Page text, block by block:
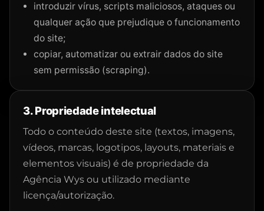
introduzir vírus, scripts maliciosos, ataques ou
qualquer ação que prejudique o funcionamento
do site;
copiar, automatizar ou extrair dados do site
sem permissão (scraping).
3. Propriedade intelectual
Todo o conteúdo deste site (textos, imagens,
vídeos, marcas, logotipos, layouts, materiais e
elementos visuais) é de propriedade da
Agência Wys ou utilizado mediante
licença/autorização.